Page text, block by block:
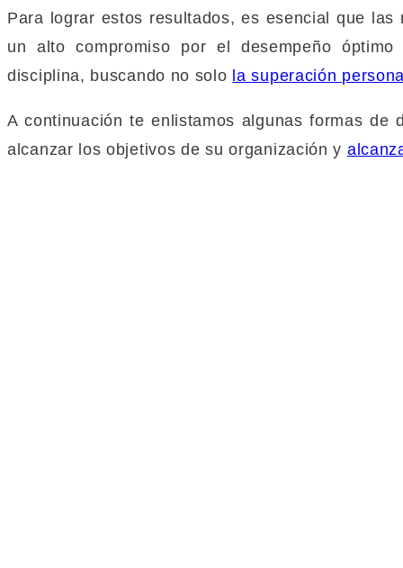
Para lograr estos resultados, es esencial que
un alto compromiso por el desempeño
disciplina, buscando no solo la superación
A continuación te enlistamos algunas formas
alcanzar los objetivos de su organización y